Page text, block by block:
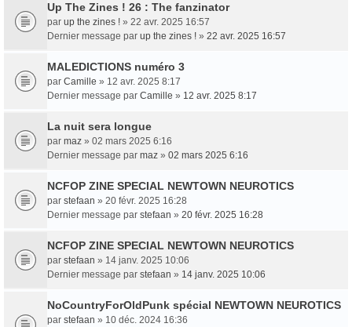
Up The Zines ! 26 : The fanzinator
par up the zines ! » 22 avr. 2025 16:57
Dernier message par up the zines ! » 22 avr. 2025 16:57
MALEDICTIONS numéro 3
par Camille » 12 avr. 2025 8:17
Dernier message par Camille » 12 avr. 2025 8:17
La nuit sera longue
par maz » 02 mars 2025 6:16
Dernier message par maz » 02 mars 2025 6:16
NCFOP ZINE SPECIAL NEWTOWN NEUROTICS
par stefaan » 20 févr. 2025 16:28
Dernier message par stefaan » 20 févr. 2025 16:28
NCFOP ZINE SPECIAL NEWTOWN NEUROTICS
par stefaan » 14 janv. 2025 10:06
Dernier message par stefaan » 14 janv. 2025 10:06
NoCountryForOldPunk spécial NEWTOWN NEUROTICS
par stefaan » 10 déc. 2024 16:36